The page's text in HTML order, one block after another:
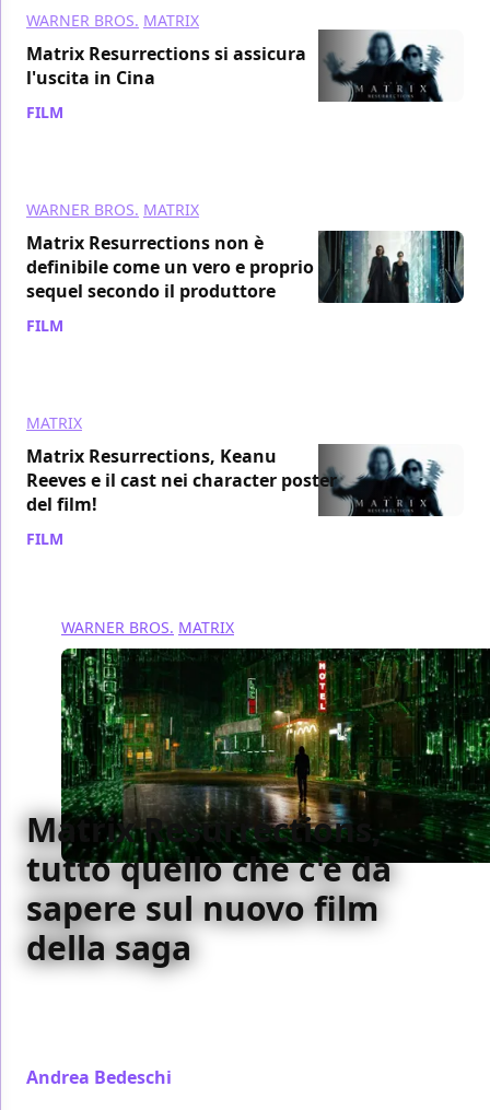
WARNER BROS. MATRIX
Matrix Resurrections si assicura
l'uscita in Cina
FILM
WARNER BROS. MATRIX
Matrix Resurrections non è
definibile come un vero e proprio
sequel secondo il produttore
FILM
MATRIX
Matrix Resurrections, Keanu
Reeves e il cast nei character poster
del film!
FILM
WARNER BROS. MATRIX
Matrix Resurrections,
tutto quello che c'è da
sapere sul nuovo film
della saga
Andrea Bedeschi